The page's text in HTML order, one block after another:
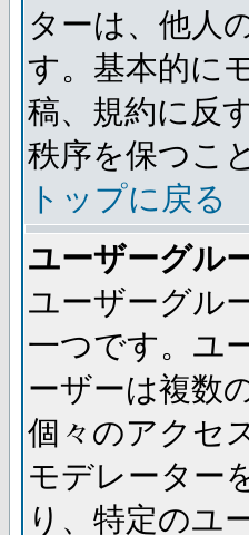
ターは、他人
す。基本的に
稿、規約に反
秩序を保つこ
トップに戻る
ユーザーグル
ユーザーグル
一つです。ユ
ーザーは複数
個々のアクセ
モデレーター
り、特定のユ